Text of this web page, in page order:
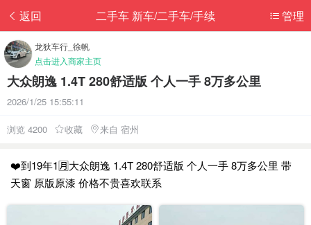
返回 管理
二手车 新车/二手车/手续
龙狄车行_徐帆
点击进入商家主页
大众朗逸 1.4T 280舒适版 个人一手 8万多公里
2026/1/25 15:55:11
浏览 4200 收藏 来自 宿州
❤️到19年1🈷️大众朗逸 1.4T 280舒适版 个人一手 8万多公里 带
天窗 原版原漆 价格不贵喜欢联系